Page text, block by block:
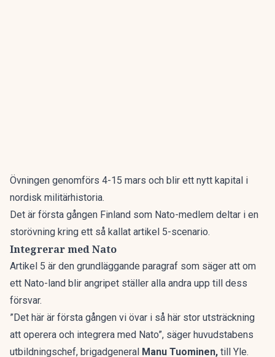
Övningen genomförs 4-15 mars och blir ett nytt kapital i
nordisk militärhistoria.
Det är första gången Finland som Nato-medlem deltar i en
storövning kring ett så kallat artikel 5-scenario.
Integrerar med Nato
Artikel 5 är den grundläggande paragraf som säger att om
ett Nato-land blir angripet ställer alla andra upp till dess
försvar.
”Det här är första gången vi övar i så här stor utsträckning
att operera och integrera med Nato”, säger huvudstabens
utbildningschef, brigadgeneral Manu Tuominen, till Yle.